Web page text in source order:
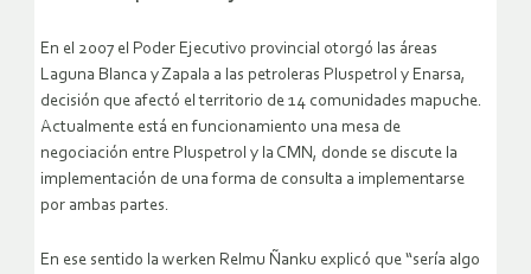
En el 2007 el Poder Ejecutivo provincial otorgó las áreas
Laguna Blanca y Zapala a las petroleras Pluspetrol y Enarsa,
decisión que afectó el territorio de 14 comunidades mapuche.
Actualmente está en funcionamiento una mesa de
negociación entre Pluspetrol y la CMN, donde se discute la
implementación de una forma de consulta a implementarse
por ambas partes.
En ese sentido la werken Relmu Ñanku explicó que “sería algo